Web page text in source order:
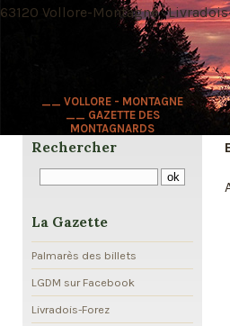
__ VOLLORE - MONTAGNE
__ GAZETTE DES
MONTAGNARDS
63120 Vollore-Montagne ·
Rechercher
La Gazette
Palmarès des billets
LGDM sur Facebook
Livradois-Forez